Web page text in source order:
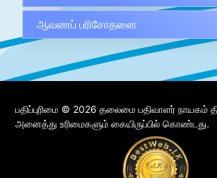
ஆவணப் பரிசோதனை
பதிப்புரிமை © 2026 தலைமை பதிவாளர்
அனைத்து உரிமைகளும் கையிருப்பில் கொண்டது.